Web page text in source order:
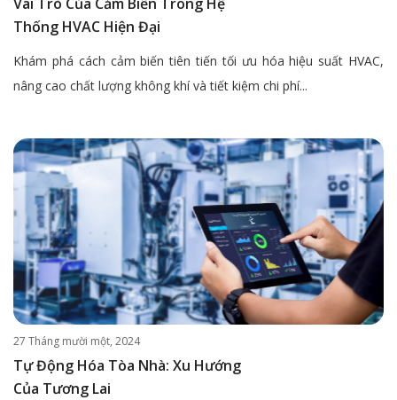
Vai Trò Của Cảm Biến Trong Hệ
Thống HVAC Hiện Đại
Khám phá cách cảm biến tiên tiến tối ưu hóa hiệu suất HVAC,
nâng cao chất lượng không khí và tiết kiệm chi phí...
27 Tháng mười một, 2024
Tự Động Hóa Tòa Nhà: Xu Hướng
Của Tương Lai